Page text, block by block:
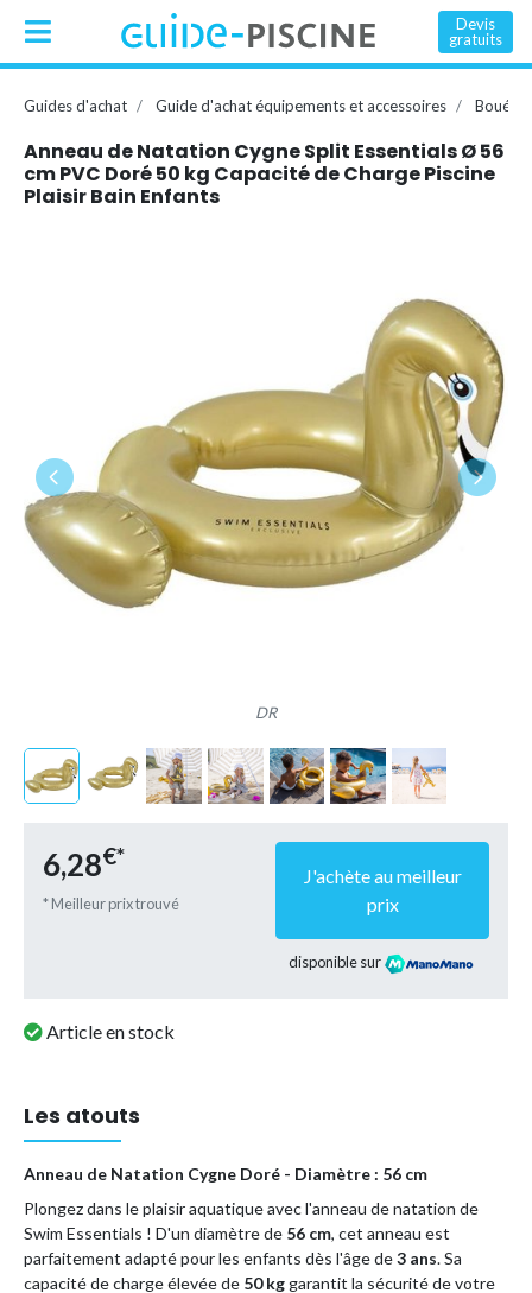
Devis
gratuits
Guides d'achat Guide d'achat équipements et accessoires Bouée,
Anneau de Natation Cygne Split Essentials Ø 56
cm PVC Doré 50 kg Capacité de Charge Piscine
Plaisir Bain Enfants
DR
6,28€*
* Meilleur prix trouvé
J'achète au meilleur
prix
disponible sur
Article en stock
Les atouts
Anneau de Natation Cygne Doré - Diamètre : 56 cm
Plongez dans le plaisir aquatique avec l'anneau de natation de
Swim Essentials ! D'un diamètre de 56 cm, cet anneau est
parfaitement adapté pour les enfants dès l'âge de3 ans. Sa
capacité de charge élevée de 50 kggarantit la sécurité de votre